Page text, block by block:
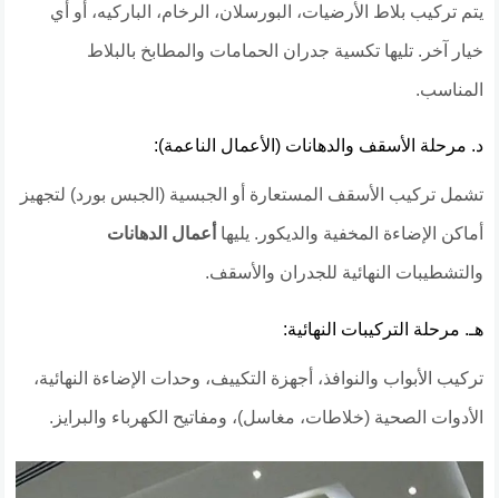
​يتم تركيب بلاط الأرضيات، البورسلان، الرخام، الباركيه، أو أي
خيار آخر. تليها تكسية جدران الحمامات والمطابخ بالبلاط
المناسب.
​د. مرحلة الأسقف والدهانات (الأعمال الناعمة):
​تشمل تركيب الأسقف المستعارة أو الجبسية (الجبس بورد) لتجهيز
أماكن الإضاءة المخفية والديكور. يليها أعمال الدهانات
والتشطيبات النهائية للجدران والأسقف.
​هـ. مرحلة التركيبات النهائية:
​تركيب الأبواب والنوافذ، أجهزة التكييف، وحدات الإضاءة النهائية،
الأدوات الصحية (خلاطات، مغاسل)، ومفاتيح الكهرباء والبرايز.